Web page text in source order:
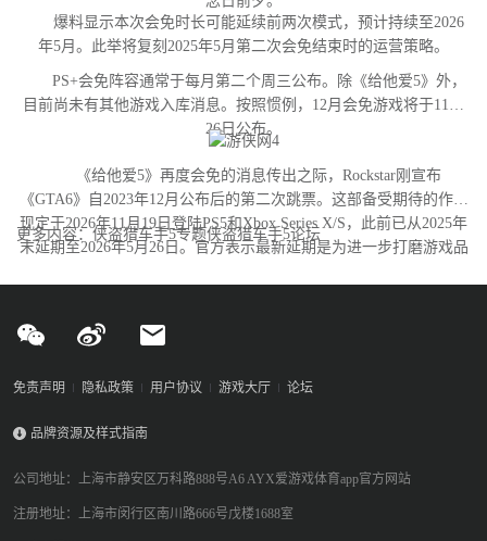
爆料显示本次会免时长可能延续前两次模式，预计持续至2026
年5月。此举将复刻2025年5月第二次会免结束时的运营策略。
PS+会免阵容通常于每月第二个周三公布。除《给他爱5》外，
目前尚未有其他游戏入库消息。按照惯例，12月会免游戏将于11月
26日公布。
《给他爱5》再度会免的消息传出之际，Rockstar刚宣布
《GTA6》自2023年12月公布后的第二次跳票。这部备受期待的作品
现定于2026年11月19日登陆PS5和Xbox Series X/S，此前已从2025年
末延期至2026年5月26日。官方表示最新延期是为进一步打磨游戏品
更多内容：侠盗猎车手5专题侠盗猎车手5论坛
免责声明 隐私政策 用户协议 游戏大厅 论坛
品牌资源及样式指南
公司地址：上海市静安区万科路888号A6 AYX爱游戏体育app官方网站
注册地址：上海市闵行区南川路666号戊楼1688室